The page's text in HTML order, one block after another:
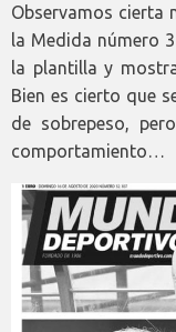
Observamos cierta
la Medida número
la plantilla y
Bien es cierto que
de sobrepeso,
comportamiento…